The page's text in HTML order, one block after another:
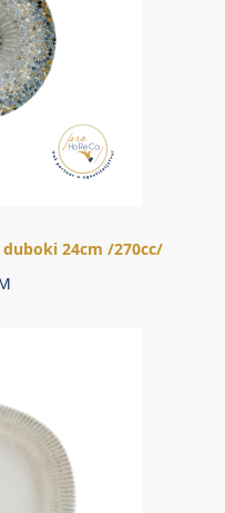
24cm /270cc/